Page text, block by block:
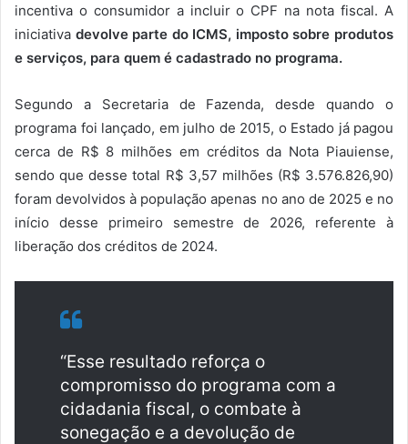
incentiva o consumidor a incluir o CPF na nota fiscal. A
iniciativa devolve parte do ICMS, imposto sobre produtos
e serviços, para quem é cadastrado no programa.
Segundo a Secretaria de Fazenda, desde quando o
programa foi lançado, em julho de 2015, o Estado já pagou
cerca de R$ 8 milhões em créditos da Nota Piauiense,
sendo que desse total R$ 3,57 milhões (R$ 3.576.826,90)
foram devolvidos à população apenas no ano de 2025 e no
início desse primeiro semestre de 2026, referente à
liberação dos créditos de 2024.
“Esse resultado reforça o
compromisso do programa com a
cidadania fiscal, o combate à
sonegação e a devolução de